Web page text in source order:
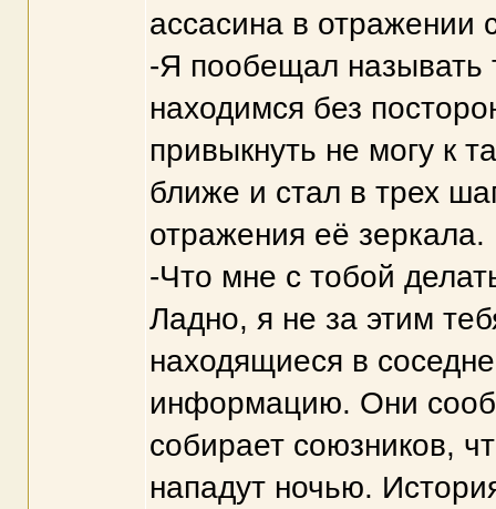
ассасина в отражении
-Я пообещал называть
находимся без
привыкнуть не могу к
ближе и стал в трех
отражения её зеркала.
-Что мне с тобой
Ладно, я не за этим
находящиеся в
информацию. Они
собирает союзников,
нападут ночью.